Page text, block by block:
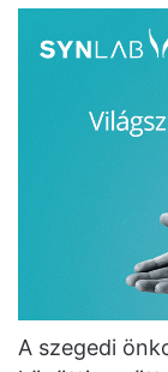
A szegedi